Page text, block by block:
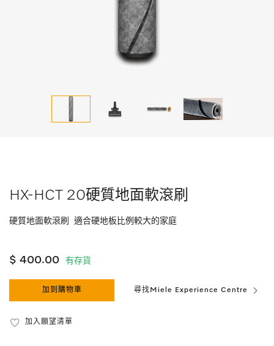
HX-HCT 20硬質地面軟滾刷
硬質地面軟滾刷 適合硬地板比例較大的家庭
$ 400.00 有存貨
加到購物車 尋找Miele Experience Centre
加入願望清單